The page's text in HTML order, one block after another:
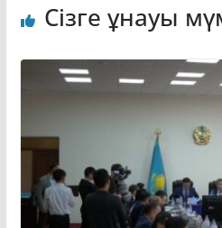
Сізге ұнауы